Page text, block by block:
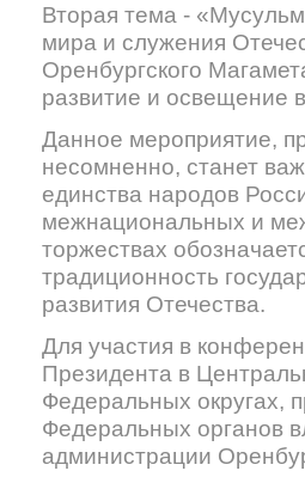
Вторая тема -
мира и служения
Оренбургского
развитие и освещение
Данное мероприятие,
несомненно, станет
единства народов
межнациональных и
торжествах
традиционность
развития Отечества.
Для участия в
Президента в
Федеральных округах,
Федеральных органов
администрации